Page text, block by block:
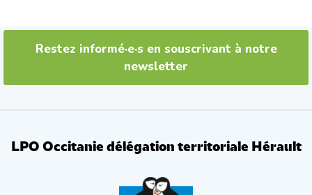
Restez informé·e·s en souscrivant à notre
newsletter
LPO Occitanie délégation territoriale Hérault